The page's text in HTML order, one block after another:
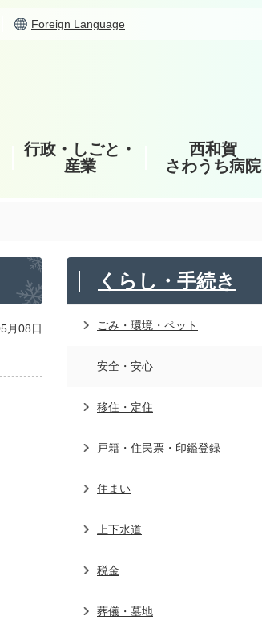
Foreign Language
行政・しごと・
産業
西和賀
さわうち病院
月08日
くらし・手続き
ごみ・環境・ペット
安全・安心
移住・定住
戸籍・住民票・印鑑登録
住まい
上下水道
税金
葬儀・墓地